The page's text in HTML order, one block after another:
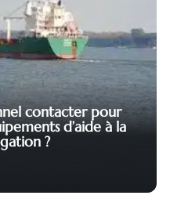
contacter pour
d’aide à la
?